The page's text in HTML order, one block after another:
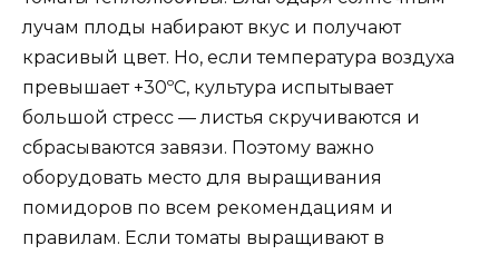
лучам плоды набирают вкус и получают
красивый цвет. Но, если температура воздуха
превышает +30ºC, культура испытывает
большой стресс — листья скручиваются и
сбрасываются завязи. Поэтому важно
оборудовать место для выращивания
помидоров по всем рекомендациям и
правилам. Если томаты выращивают в